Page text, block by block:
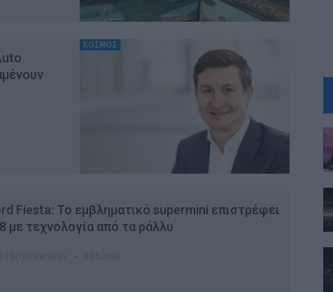
ΚΟΣΜΟΣ
Fiesta: Το εμβληματικό supermini επιστρέφει
με τεχνολογία από τα ράλλυ